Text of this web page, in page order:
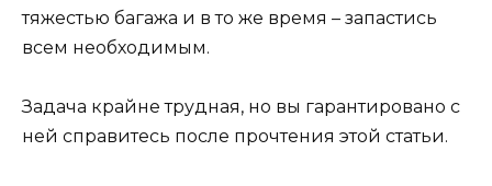
тяжестью багажа и в то же время – запастись
всем необходимым.
Задача крайне трудная, но вы гарантировано с
ней справитесь после прочтения этой статьи.